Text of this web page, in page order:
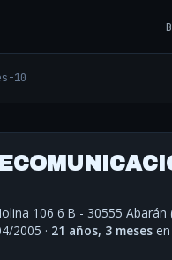
10
106 6 B - 30555 Abarán
2005 · 21 años, 3 meses